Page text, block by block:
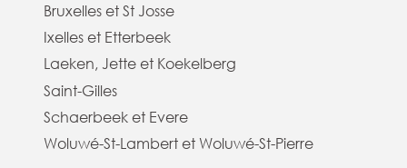
Bruxelles et St Josse
Ixelles et Etterbeek
Laeken, Jette et Koekelberg
Saint-Gilles
Schaerbeek et Evere
Woluwé-St-Lambert et Woluwé-St-Pierre